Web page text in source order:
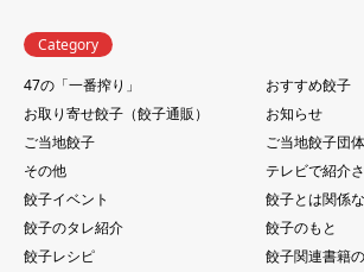
Category
47の「一番搾り」
おすすめ餃子
お取り寄せ餃子（餃子通販）
お知らせ
ご当地餃子
ご当地餃子団体
その他
テレビで紹介
餃子イベント
餃子とは関係
餃子のタレ紹介
餃子のもと
餃子レシピ
餃子関連書籍